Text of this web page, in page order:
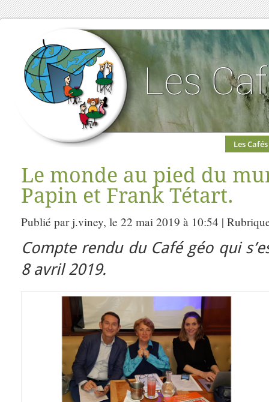
Les Cafés
Le monde au pied du
Papin et Frank Tétart.
Publié par j.viney, le 22 mai 2019 à 10:54 |
Compte rendu du Café géo qui
8 avril 2019.